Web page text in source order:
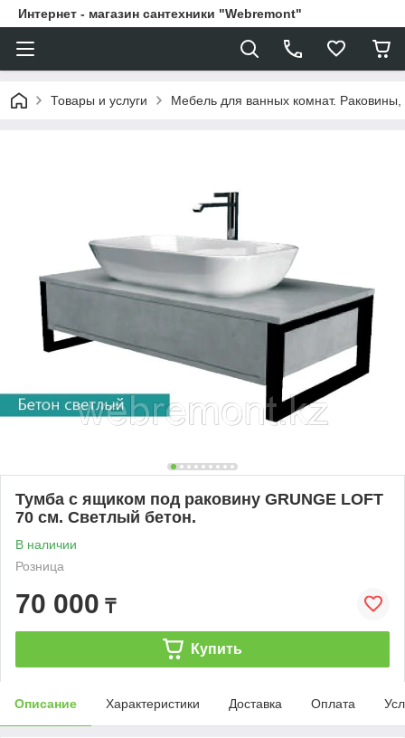
Интернет - магазин сантехники "Webremont"
Товары и услуги Мебель для ванных комнат.
Тумба с ящиком под раковину GRUNGE LOFT
70 см. Светлый бетон.
В наличии
Розница
70 000 ₸
Купить
Описание Характеристики Доставка Оплата